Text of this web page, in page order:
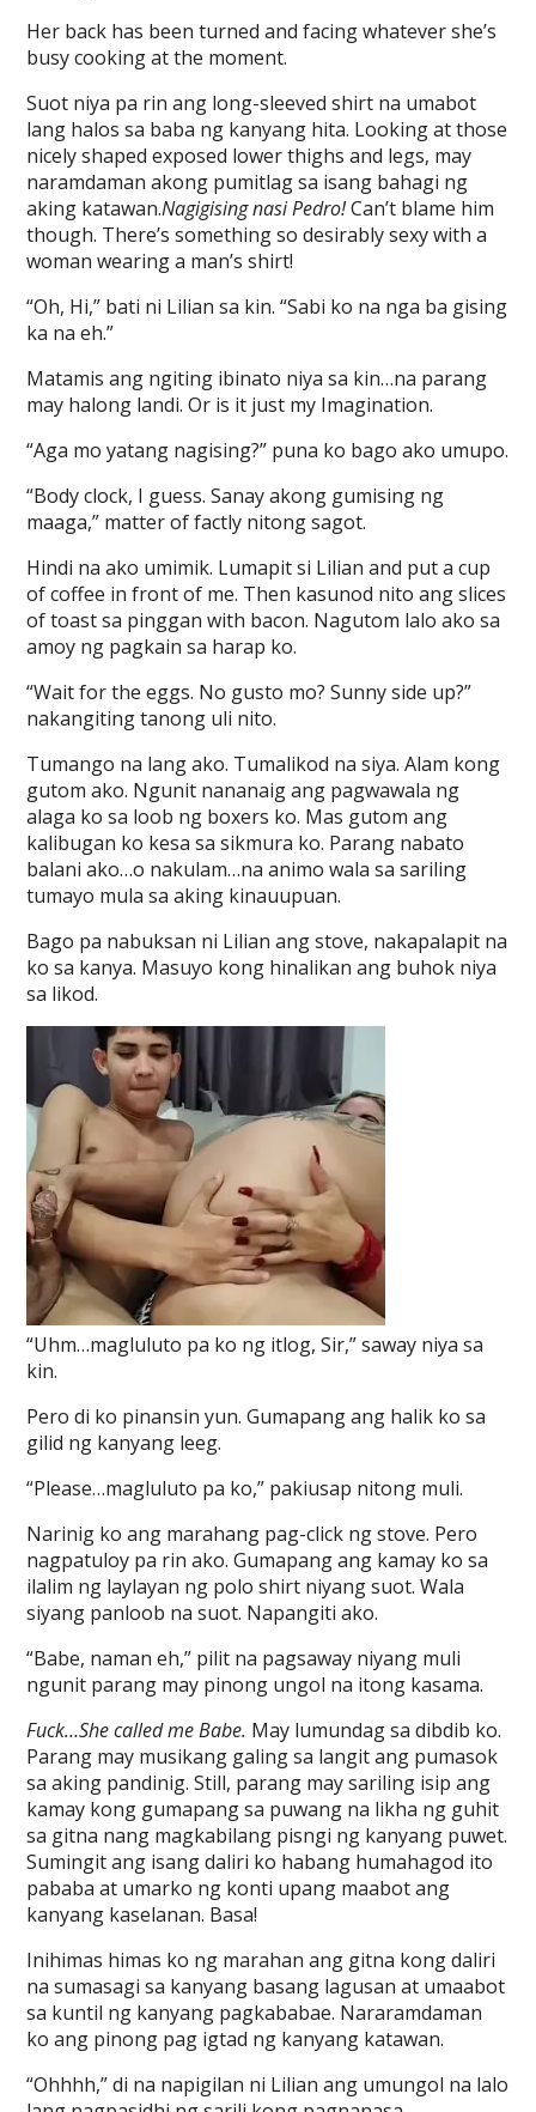
Her back has been turned and facing whatever she’s
busy cooking at the moment.
Suot niya pa rin ang long-sleeved shirt na umabot
lang halos sa baba ng kanyang hita. Looking at those
nicely shaped exposed lower thighs and legs, may
naramdaman akong pumitlag sa isang bahagi ng
aking katawan.Nagigising nasiPedro!Can’t blame him
though. There’s something so desirably sexy with a
woman wearing a man’s shirt!
“Oh, Hi,” bati ni Lilian sa kin. “Sabi ko na nga ba gising
ka na eh.”
Matamis ang ngiting ibinato niya sa kin…na parang
may halong landi. Or is it just my Imagination.
“Aga mo yatang nagising?” puna ko bago ako umupo.
“Body clock, I guess. Sanay akong gumising ng
maaga,” matter of factly nitong sagot.
Hindi na ako umimik. Lumapit si Lilian and put a cup
of coffee in front of me. Then kasunod nito ang slices
of toast sa pinggan with bacon. Nagutom lalo ako sa
amoy ng pagkain sa harap ko.
“Wait for the eggs. No gusto mo? Sunny side up?”
nakangiting tanong uli nito.
Tumango na lang ako. Tumalikod na siya. Alam kong
gutom ako. Ngunit nananaig ang pagwawala ng
alaga ko sa loob ng boxers ko. Mas gutom ang
kalibugan ko kesa sa sikmura ko. Parang nabato
balani ako…o nakulam…na animo wala sa sariling
tumayo mula sa aking kinauupuan.
Bago pa nabuksan ni Lilian ang stove, nakapalapit na
ko sa kanya. Masuyo kong hinalikan ang buhok niya
sa likod.
“Uhm…magluluto pa ko ng itlog, Sir,” saway niya sa
kin.
Pero di ko pinansin yun. Gumapang ang halik ko sa
gilid ng kanyang leeg.
“Please…magluluto pa ko,” pakiusap nitong muli.
Narinig ko ang marahang pag-click ng stove. Pero
nagpatuloy pa rin ako. Gumapang ang kamay ko sa
ilalim ng laylayan ng polo shirt niyang suot. Wala
siyang panloob na suot. Napangiti ako.
“Babe, naman eh,” pilit na pagsaway niyang muli
ngunit parang may pinong ungol na itong kasama.
Fuck…She called me Babe. May lumundag sa dibdib ko.
Parang may musikang galing sa langit ang pumasok
sa aking pandinig. Still, parang may sariling isip ang
kamay kong gumapang sa puwang na likha ng guhit
sa gitna nang magkabilang pisngi ng kanyang puwet.
Sumingit ang isang daliri ko habang humahagod ito
pababa at umarko ng konti upang maabot ang
kanyang kaselanan. Basa!
Inihimas himas ko ng marahan ang gitna kong daliri
na sumasagi sa kanyang basang lagusan at umaabot
sa kuntil ng kanyang pagkababae. Nararamdaman
ko ang pinong pag igtad ng kanyang katawan.
“Ohhhh,” di na napigilan ni Lilian ang umungol na lalo